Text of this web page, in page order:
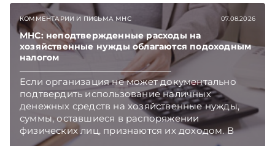
который приходится изучать ежегодно.
Очередные меры по оптимизации
нормотворчества предусмотрены в
постановлении Совмина. Подписывайтесь на
Telegram‑канал и Viber. Главное об экономике
Беларуси — раньше, чем в новостях
TelegramViber
КОММЕНТАРИИ И ПИСЬМА МНС 07.08.2026
МНС: неподтвержденные расходы на
хозяйственные нужды облагаются подоходным
налогом
Если организация не может документально
подтвердить использование наличных
денежных средств на хозяйственные нужды,
суммы, оставшиеся в распоряжении
физических лиц, признаются их доходом. В
этом случае организация как налоговый агент